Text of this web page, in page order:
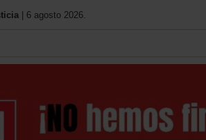
| 6 agosto 2026.